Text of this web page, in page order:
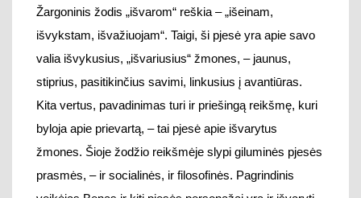
prasmės, – ir socialinės, ir filosofinės. Pagrindinis
veikėjas Benas ir kiti pjesės personažai yra ir išvaryti
iš namų – iš Lietuvos, ir, kaip emigrantai,
besistengiantys įsitvirtinti nelegaliais būdais, išvaromi
iš Anglijos visuomenės.
Vienas ryškesnių šiuolaikinės lietuvių dramaturgijos
bruožų yra asmeninėspatirtiesanalizė (D.
Zavedskaitės pjesėje „Dramblys“ rekonstruojama